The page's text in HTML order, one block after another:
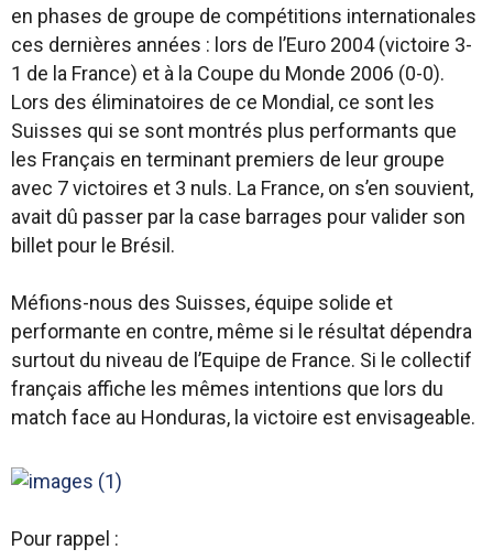
en phases de groupe de compétitions internationales
ces dernières années : lors de l’Euro 2004 (victoire 3-
1 de la France) et à la Coupe du Monde 2006 (0-0).
Lors des éliminatoires de ce Mondial, ce sont les
Suisses qui se sont montrés plus performants que
les Français en terminant premiers de leur groupe
avec 7 victoires et 3 nuls. La France, on s’en souvient,
avait dû passer par la case barrages pour valider son
billet pour le Brésil.
Méfions-nous des Suisses, équipe solide et
performante en contre, même si le résultat dépendra
surtout du niveau de l’Equipe de France. Si le collectif
français affiche les mêmes intentions que lors du
match face au Honduras, la victoire est envisageable.
Pour rappel :